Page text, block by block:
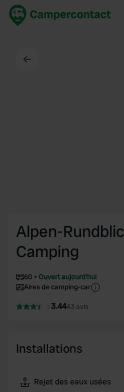
Alpen-
Camping
60
Ouvert aujourd'hui
Aires de camping-car
3.4443 avis
Installations
Rejet des eaux usées